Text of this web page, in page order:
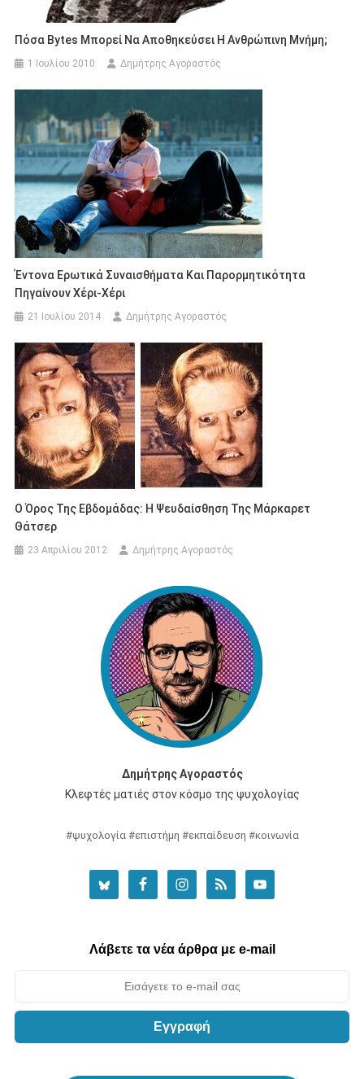
Πόσα Bytes Μπορεί Να Αποθηκεύσει Η Ανθρώπινη Μνήμη;
1 Ιουλίου 2010 Δημήτρης Αγοραστός
Έντονα Ερωτικά Συναισθήματα Και Παρορμητικότητα
Πηγαίνουν Χέρι-Χέρι
21 Ιουλίου 2014 Δημήτρης Αγοραστός
Ο Όρος Της Εβδομάδας: Η Ψευδαίσθηση Της Μάρκαρετ
Θάτσερ
23 Απριλίου 2012 Δημήτρης Αγοραστός
Δημήτρης Αγοραστός
Κλεφτές ματιές στον κόσμο της ψυχολογίας
#ψυχολογία #επιστήμη #εκπαίδευση #κοινωνία
Λάβετε τα νέα άρθρα με e-mail
Εγγραφή